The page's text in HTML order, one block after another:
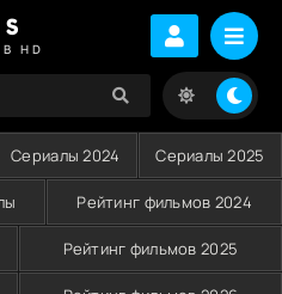
HD
Сериалы 2024 Сериалы 2025
Рейтинг фильмов 2024
Рейтинг фильмов 2025